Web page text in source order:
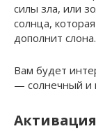
силы зла, или
солнца,
дополнит слона.
Вам будет
— солнечный и